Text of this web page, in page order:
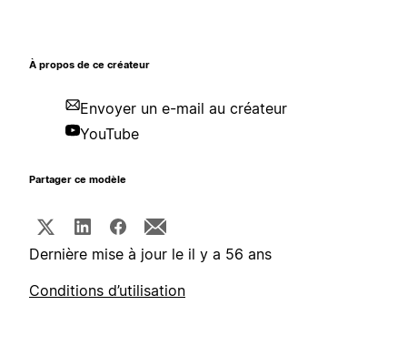
À propos de ce créateur
Envoyer un e-mail au créateur
YouTube
Partager ce modèle
Dernière mise à jour le il y a 56 ans
Conditions d’utilisation